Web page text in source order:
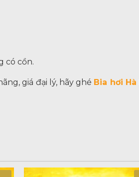
có cồn.
giá đại lý, hãy ghé Bia hơi Hà